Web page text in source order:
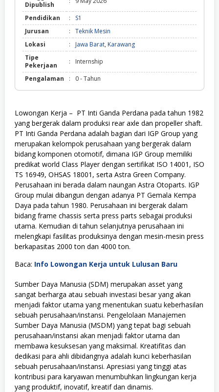
Dipublish
Pendidikan :
S1
Jurusan
:
Teknik Mesin
Lokasi
: Jawa Barat, Karawang
Tipe
Pekerjaan
: Internship
Pengalaman : 0 - Tahun
Lowongan Kerja – PT Inti Ganda Perdana pada tahun 1982
yang bergerak dalam produksi rear axle dan propeller shaft.
PT Inti Ganda Perdana adalah bagian dari IGP Group yang
merupakan kelompok perusahaan yang bergerak dalam
bidang komponen otomotif, dimana IGP Group memiliki
predikat world Class Player dengan sertifikat ISO 14001, ISO
TS 16949, OHSAS 18001, serta Astra Green Company.
Perusahaan ini berada dalam naungan Astra Otoparts. IGP
Group mulai dibangun dengan adanya PT Gemala Kempa
Daya pada tahun 1980. Perusahaan ini bergerak dalam
bidang frame chassis serta press parts sebagai produksi
utama. Kemudian di tahun selanjutnya perusahaan ini
melengkapi fasilitas produksinya dengan mesin-mesin press
berkapasitas 2000 ton dan 4000 ton.
Baca: Info Lowongan Kerja untuk Lulusan Baru
Sumber Daya Manusia (SDM) merupakan asset yang
sangat berharga atau sebuah investasi besar yang akan
menjadi faktor utama yang menentukan suatu keberhasilan
sebuah perusahaan/instansi. Pengelolaan Manajemen
Sumber Daya Manusia (MSDM) yang tepat bagi sebuah
perusahaan/instansi akan menjadi faktor utama dan
membawa kesuksesan yang maksimal. Kreatifitas dan
dedikasi para ahli dibidangnya adalah kunci keberhasilan
sebuah perusahaan/instansi. Apresiasi yang tinggi atas
kontribusi para karyawan menumbuhkan lingkungan kerja
yang produktif, inovatif, kreatif dan dinamis.